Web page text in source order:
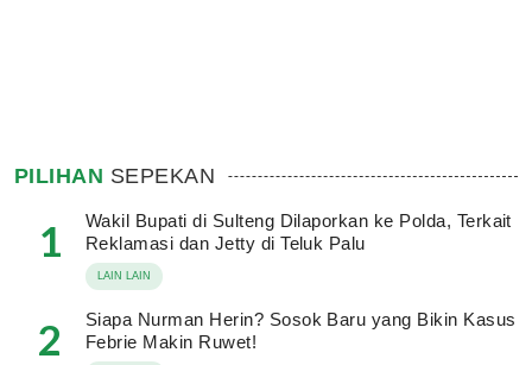
PILIHAN SEPEKAN
1
Wakil Bupati di Sulteng Dilaporkan ke Polda, Terkait
Reklamasi dan Jetty di Teluk Palu
LAIN LAIN
2
Siapa Nurman Herin? Sosok Baru yang Bikin Kasus
Febrie Makin Ruwet!